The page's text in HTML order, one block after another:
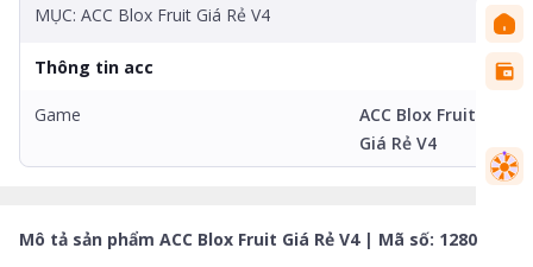
MỤC: ACC Blox Fruit Giá Rẻ V4
Thông tin acc
Game
ACC Blox Fruit
Giá Rẻ V4
Mô tả sản phẩm ACC Blox Fruit Giá Rẻ V4 | Mã số: 1280